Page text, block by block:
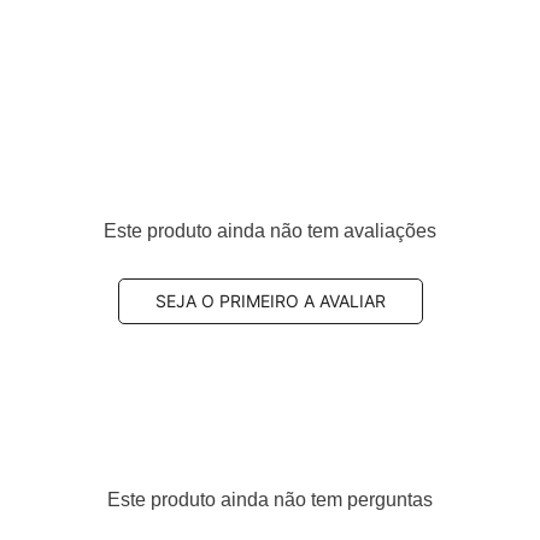
9E5Z2001A, GPYB3323ZD, GPYB3323ZF
Este produto ainda não tem avaliações
SEJA O PRIMEIRO A AVALIAR
Este produto ainda não tem perguntas